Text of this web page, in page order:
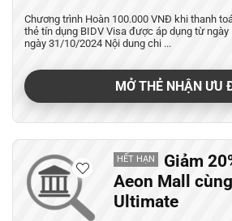
Chương trình Hoàn 100.000 VNĐ khi thanh
thẻ tín dụng BIDV Visa được áp dụng từ
ngày 31/10/2024 Nội dung chi ...
MỞ THẺ NHẬN ƯU
HẾT HẠN
Giảm
Aeon Mall
Ultimate